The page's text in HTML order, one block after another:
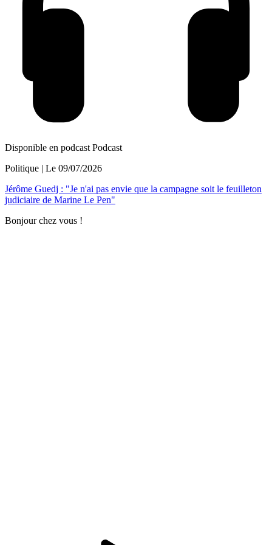
Disponible en podcast Podcast
Politique | Le 09/07/2026
Jérôme Guedj : "Je n'ai pas envie que la campagne soit le feuilleton
judiciaire de Marine Le Pen"
Bonjour chez vous !